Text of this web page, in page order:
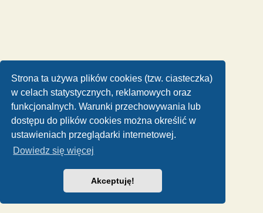
Strona ta używa plików cookies (tzw. ciasteczka)
w celach statystycznych, reklamowych oraz
funkcjonalnych. Warunki przechowywania lub
dostępu do plików cookies można określić w
ustawieniach przeglądarki internetowej.
Dowiedz się więcej
Akceptuję!